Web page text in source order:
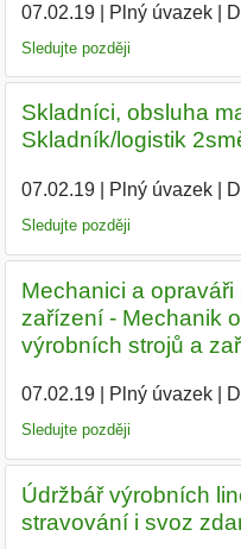
07.02.19| Plný úvazek|
Sledujte později
Skladníci, obsluha
Skladník/logistik
07.02.19| Plný úvazek|
Sledujte později
Mechanici a
zařízení - Mechanik
výrobních strojů a
07.02.19| Plný úvazek|
Sledujte později
Údržbář výrobních
stravování i svoz